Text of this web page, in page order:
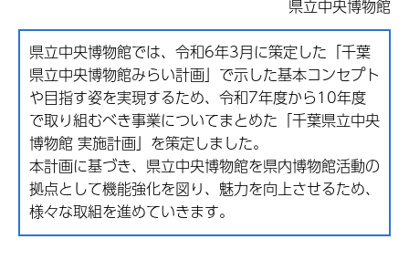
県立中央博物館
県立中央博物館では、令和6年3月に策定した「千葉
県立中央博物館みらい計画」で示した基本コンセプト
や目指す姿を実現するため、令和7年度から10年度
で取り組むべき事業についてまとめた「千葉県立中央
博物館 実施計画」を策定しました。
本計画に基づき、県立中央博物館を県内博物館活動の
拠点として機能強化を図り、魅力を向上させるため、
様々な取組を進めていきます。